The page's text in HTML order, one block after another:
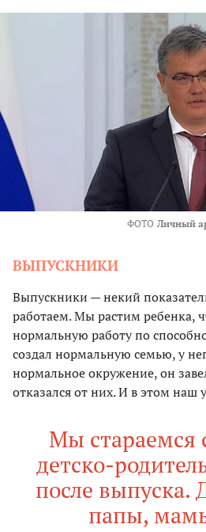
ФОТО Личный
ВЫПУСКНИКИ
Выпускники — некий
работаем. Мы растим ребенка,
нормальную работу по
создал нормальную семью, у
нормальное окружение, он
отказался от них. И в этом наш
Мы стараемся
детско-
после выпуска.
папы,